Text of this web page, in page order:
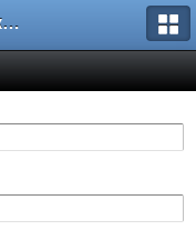
Блоги Калужского перекрестка